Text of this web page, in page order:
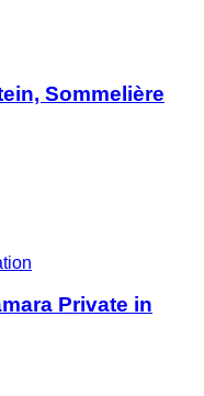
Sommelière
Private in